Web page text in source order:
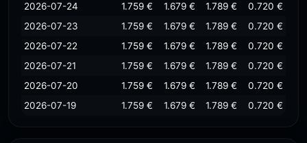
2026-07-24
1.759 € 1.679 € 1.789 €
0.720 €
2026-07-23
1.759 € 1.679 € 1.789 €
0.720 €
2026-07-22
1.759 € 1.679 € 1.789 €
0.720 €
2026-07-21
1.759 € 1.679 € 1.789 €
0.720 €
2026-07-20
1.759 € 1.679 € 1.789 €
0.720 €
2026-07-19
1.759 € 1.679 € 1.789 € 0.720 €